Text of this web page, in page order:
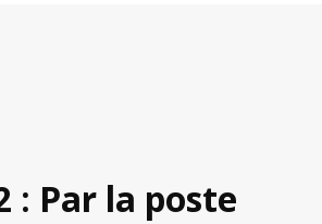
: Par la poste